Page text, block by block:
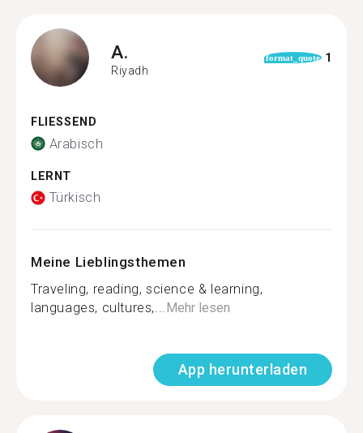
A.
Riyadh
format_quote 1
FLIESSEND
Arabisch
LERNT
Türkisch
Meine Lieblingsthemen
Traveling, reading, science & learning,
languages, cultures,...Mehr lesen
App herunterladen